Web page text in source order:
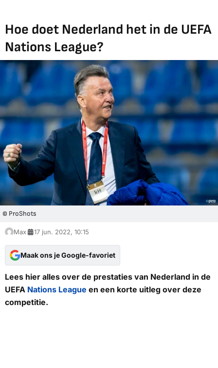
Hoe doet Nederland het in de UEFA
Nations League?
© ProShots
Max 17 jun. 2022, 10:15
Maak ons je Google-favoriet
Lees hier alles over de prestaties van Nederland in de
UEFA Nations League en een korte uitleg over deze
competitie.